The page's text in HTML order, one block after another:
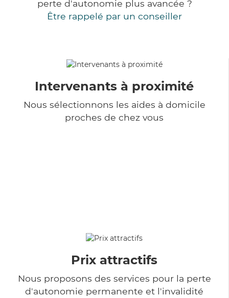
perte d'autonomie plus avancée ?
Être rappelé par un conseiller
Intervenants à proximité
Nous sélectionnons les aides à domicile
proches de chez vous
Prix attractifs
Nous proposons des services pour la perte
d'autonomie permanente et l'invalidité